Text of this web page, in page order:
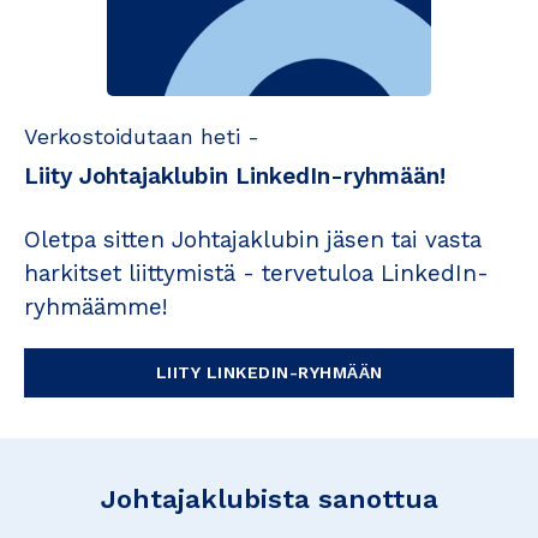
Verkostoidutaan heti -
Liity Johtajaklubin LinkedIn-ryhmään!
Oletpa sitten Johtajaklubin jäsen tai vasta
harkitset liittymistä - tervetuloa LinkedIn-
ryhmäämme!
LIITY LINKEDIN-RYHMÄÄN
Johtajaklubista sanottua